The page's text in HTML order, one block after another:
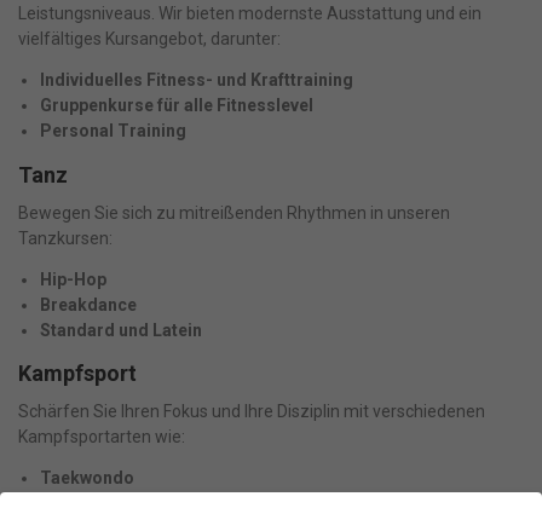
Leistungsniveaus. Wir bieten modernste Ausstattung und ein
vielfältiges Kursangebot, darunter:
Individuelles Fitness- und Krafttraining
Gruppenkurse für alle Fitnesslevel
Personal Training
Tanz
Bewegen Sie sich zu mitreißenden Rhythmen in unseren
Tanzkursen:
Hip-Hop
Breakdance
Standard und Latein
Kampfsport
Schärfen Sie Ihren Fokus und Ihre Disziplin mit verschiedenen
Kampfsportarten wie:
Taekwondo